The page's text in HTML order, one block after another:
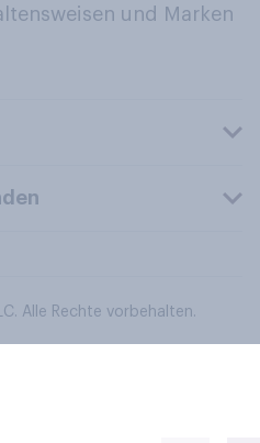
und Marken
Alle Rechte vorbehalten.